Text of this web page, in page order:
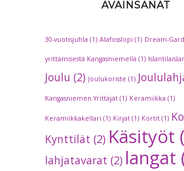
AVAINSANAT
30-vuotisjuhla (1) Alafosslopi (1) Dream-
yrittämisestä Kangasniemellä (1)
Joulu (2) Joulukoriste (1)
Kangasniemen Yrittäjät (1) Keramiikka (1)
Keramiikkakellari (1) Kirjat (1) Kortit (1)
Kynttilät (2) Käsityöt
lahjatavarat (2) langat